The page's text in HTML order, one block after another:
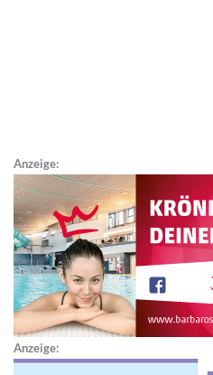
Anzeige:
Anzeige: